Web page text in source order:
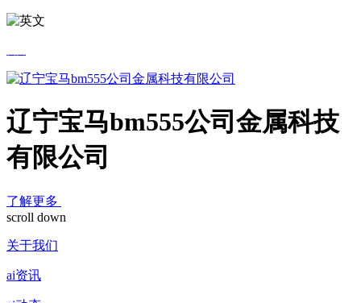
辽宁宝马bm555公司金属科技
有限公司
了解更多
scroll down
关于我们
ai资讯